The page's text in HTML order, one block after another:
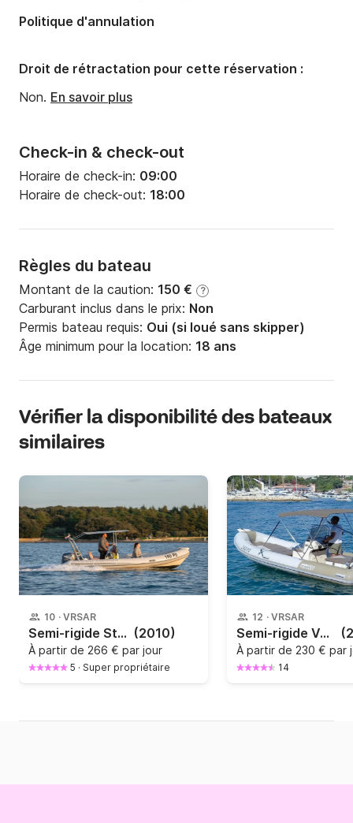
Check-in & check-out
Horaire de check-in: 09:00
Horaire de check-out: 18:00
Règles du bateau
Montant de la caution: 150 € ?
Carburant inclus dans le prix: Non
Permis bateau requis: Oui (si loué sans skipper)
Âge minimum pour la location: 18 ans
Politique d'annulation
Droit de rétractation pour cette réservation :
Non. En savoir plus
Vérifier la disponibilité des bateaux
similaires
10 · VRSAR
Semi-rigide Stingher Stingher 550 70cv (2010)
À partir de 266 € par jour
5 · Super propriétaire
12 · VRSAR
Semi-rigide VALIANT 570 115cv
À partir de 230 € par
14